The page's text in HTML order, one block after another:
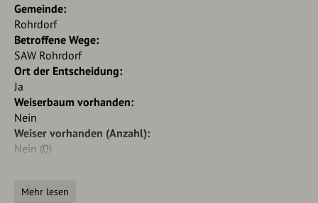
Gemeinde:
Rohrdorf
Betroffene Wege:
SAW Rohrdorf
Ort der Entscheidung:
Ja
Weiserbaum vorhanden:
Nein
Weiser vorhanden (Anzahl):
Nein (0)
Patchbar:
Mehr lesen